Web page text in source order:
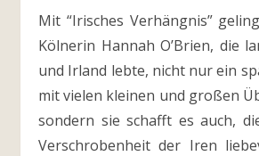
Mit “Irisches Verhängnis”
Kölnerin Hannah O’Brien, die
und Irland lebte, nicht nur ein
mit vielen kleinen und großen
sondern sie schafft es auch,
Verschrobenheit der Iren